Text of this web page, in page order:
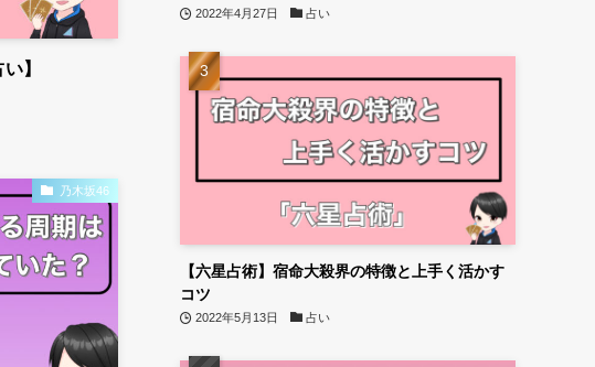
】
乃木坂46
2022年4月27日 占い
【六星占術】宿命大殺界の特徴と上手く活かす
コツ
2022年5月13日 占い